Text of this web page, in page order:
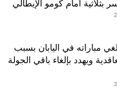
بثلاثية أمام كومو الإيطالي
مباراته في اليابان بسبب
ويهدد بإلغاء باقي الجولة